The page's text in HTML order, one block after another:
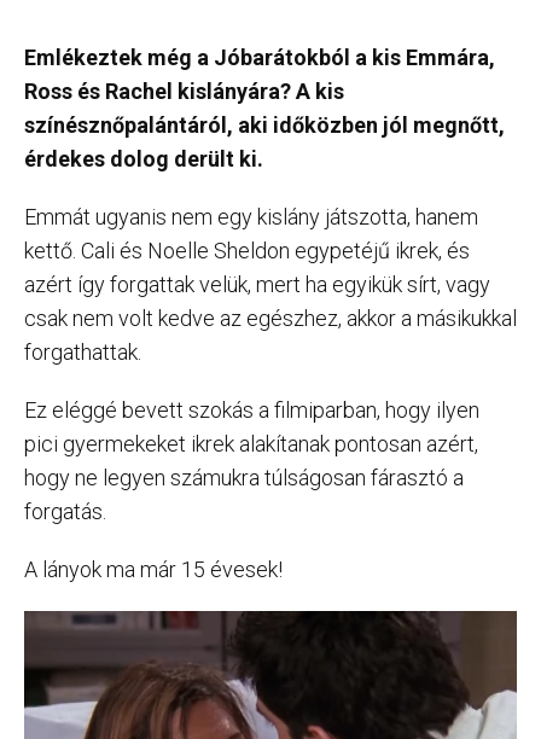
Emlékeztek még a Jóbarátokból a kis Emmára,
Ross és Rachel kislányára? A kis
színésznőpalántáról, aki időközben jól megnőtt,
érdekes dolog derült ki.
Emmát ugyanis nem egy kislány játszotta, hanem
kettő. Cali és Noelle Sheldon egypetéjű ikrek, és
azért így forgattak velük, mert ha egyikük sírt, vagy
csak nem volt kedve az egészhez, akkor a másikukkal
forgathattak.
Ez eléggé bevett szokás a filmiparban, hogy ilyen
pici gyermekeket ikrek alakítanak pontosan azért,
hogy ne legyen számukra túlságosan fárasztó a
forgatás.
A lányok ma már 15 évesek!